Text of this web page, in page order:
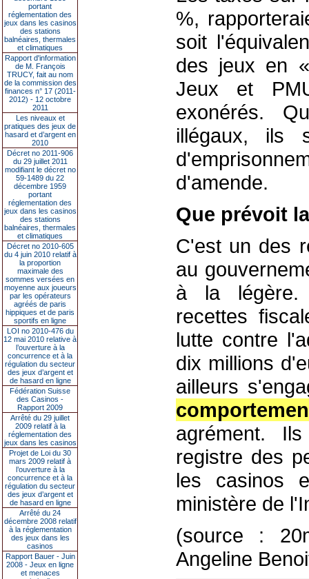
portant
réglementation des
jeux dans les casinos
des stations
balnéaires, thermales
et climatiques
Rapport d'information
de M. François
TRUCY, fait au nom
de la commission des
finances n° 17 (2011-
2012) - 12 octobre
2011
Les niveaux et
pratiques des jeux de
hasard et d’argent en
2010
Décret no 2011-906
du 29 juillet 2011
modifiant le décret no
59-1489 du 22
décembre 1959
portant
réglementation des
jeux dans les casinos
des stations
balnéaires, thermales
et climatiques
Décret no 2010-605
du 4 juin 2010 relatif à
la proportion
maximale des
sommes versées en
moyenne aux joueurs
par les opérateurs
agréés de paris
hippiques et de paris
sportifs en ligne
LOI no 2010-476 du
12 mai 2010 relative à
l’ouverture à la
concurrence et à la
régulation du secteur
des jeux d’argent et
de hasard en ligne
Fédération Suisse
des Casinos -
Rapport 2009
Arrêté du 29 juillet
2009 relatif à la
réglementation des
jeux dans les casinos
Projet de Loi du 30
mars 2009 relatif à
l’ouverture à la
concurrence et à la
régulation du secteur
des jeux d’argent et
de hasard en ligne
Arrêté du 24
décembre 2008 relatif
à la réglementation
des jeux dans les
casinos
Rapport Bauer - Juin
2008 - Jeux en ligne
et menaces
%,
soit
des jeux en
Jeux et
exonérés.
illégaux, ils
d'amende.
Que prévoit
C'est un des
au
à la légère.
recettes
lutte contre
dix millions
ailleurs
agrément.
registre des
les casinos
ministère de
(source :
Angeline